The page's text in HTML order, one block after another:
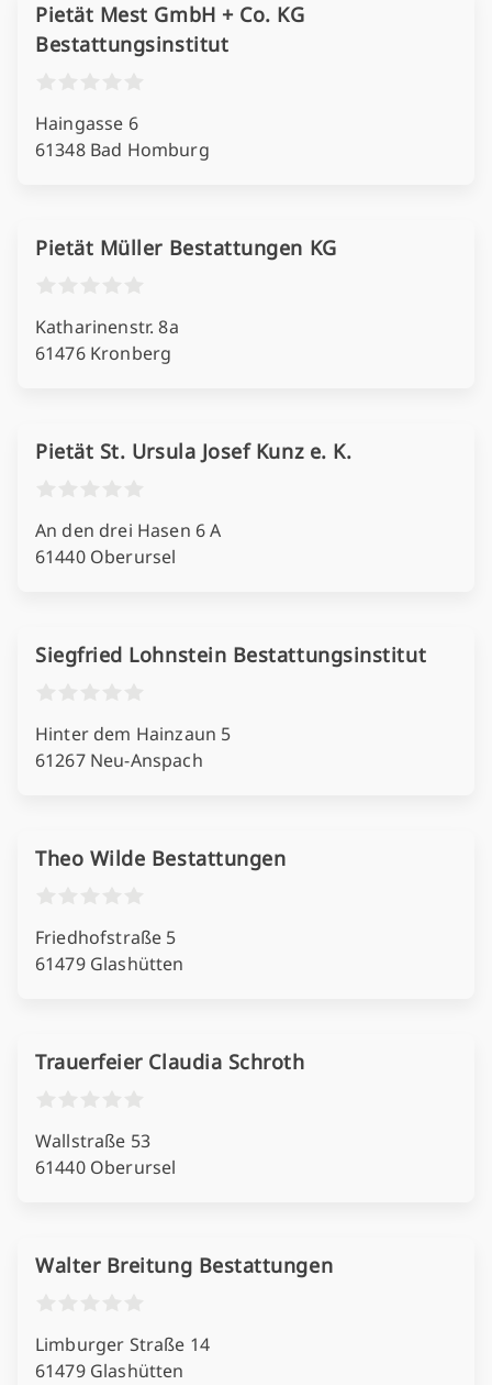
Pietät Mest GmbH + Co. KG
Bestattungsinstitut
Haingasse 6
61348 Bad Homburg
Pietät Müller Bestattungen KG
Katharinenstr. 8a
61476 Kronberg
Pietät St. Ursula Josef Kunz e. K.
An den drei Hasen 6 A
61440 Oberursel
Siegfried Lohnstein Bestattungsinstitut
Hinter dem Hainzaun 5
61267 Neu-Anspach
Theo Wilde Bestattungen
Friedhofstraße 5
61479 Glashütten
Trauerfeier Claudia Schroth
Wallstraße 53
61440 Oberursel
Walter Breitung Bestattungen
Limburger Straße 14
61479 Glashütten